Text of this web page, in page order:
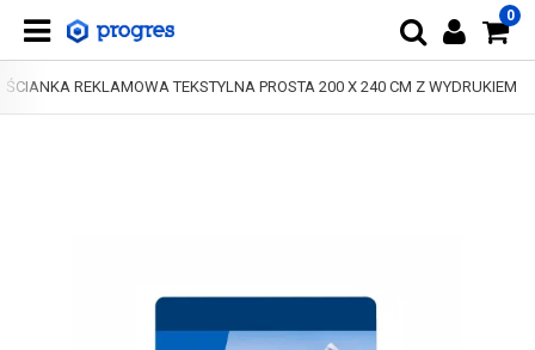
0
ŚCIANKA REKLAMOWA TEKSTYLNA PROSTA 200 X 240 CM Z WYDRUKIEM